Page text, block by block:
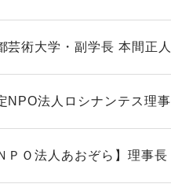
芸術大学・副学長 本間正
NPO法人ロシナンテス理
ＰＯ法人あおぞら】理事